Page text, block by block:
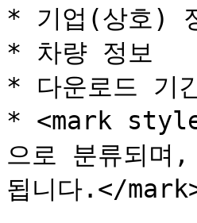
* 기업(상호)
* 차량 정보
* 다운로드 기
* <mark
으로 분류되며
됩니다.</